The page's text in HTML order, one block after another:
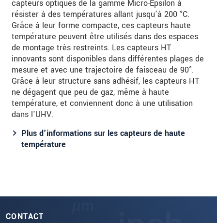
capteurs optiques de la gamme Micro-Epsilon à
résister à des températures allant jusqu'à 200 °C.
Grâce à leur forme compacte, ces capteurs haute
température peuvent être utilisés dans des espaces
de montage très restreints. Les capteurs HT
innovants sont disponibles dans différentes plages de
mesure et avec une trajectoire de faisceau de 90°.
Grâce à leur structure sans adhésif, les capteurs HT
ne dégagent que peu de gaz, même à haute
température, et conviennent donc à une utilisation
dans l'UHV.
Plus d'informations sur les capteurs de haute
température
CONTACT